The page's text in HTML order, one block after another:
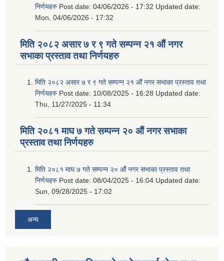
निर्णयहरु Post date: 04/06/2026 - 17:32 Updated date:
Mon, 04/06/2026 - 17:32
मिति २०८२ असार ७ र ९ गते सम्पन्न २१ औं नगर
सभाका प्रस्ताव तथा निर्णयहरु
मिति २०८२ असार ७ र ९ गते सम्पन्न २१ औं नगर सभाका प्रस्ताव तथा
निर्णयहरु Post date: 10/08/2025 - 16:28 Updated date:
Thu, 11/27/2025 - 11:34
मिति २०८१ माघ ७ गते सम्पन्न २० औं नगर सभाका
प्रस्ताव तथा निर्णयहरु
मिति २०८१ माघ ७ गते सम्पन्न २० औं नगर सभाका प्रस्ताव तथा
निर्णयहरु Post date: 08/04/2025 - 16:04 Updated date:
Sun, 09/28/2025 - 17:02
अन्य